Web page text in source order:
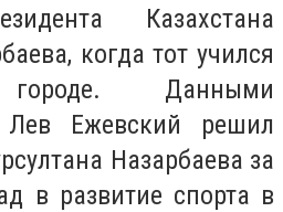
Казахстана
когда тот учился
Данными
Лев Ежевский решил
Назарбаева за
в развитие спорта в